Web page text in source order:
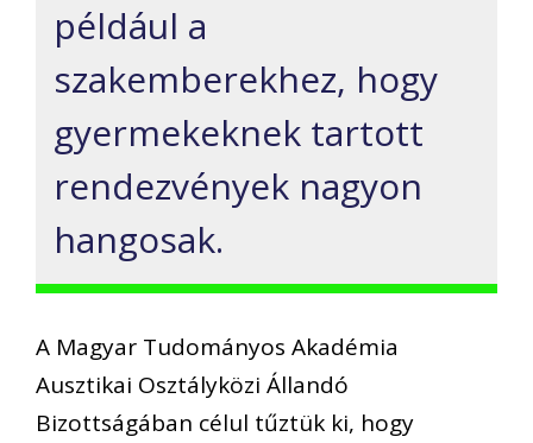
például a
szakemberekhez, hogy
gyermekeknek tartott
rendezvények nagyon
hangosak.
A Magyar Tudományos Akadémia
Ausztikai Osztályközi Állandó
Bizottságában célul tűztük ki, hogy